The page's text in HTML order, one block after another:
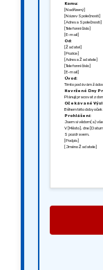
Komu:
[Nadřízený]
[Název Společnosti]
[Adresa Společnosti]
[Telefonní číslo]
[E-mail]
Od:
[Žadatel]
[Pozice]
[Adresa Žadatele]
[Telefonní číslo]
[E-mail]
Úvod:
Tímto podávám
Navržené Dny
Plánuji pracovat z
Očekávané
Během této doby
Prohlášení:
Jsem si vědom(a)
V [Město], dne
S pozdravem,
[Podpis]
[Jméno Žadatele]